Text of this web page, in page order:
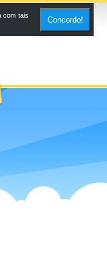
com tais
Concordo!